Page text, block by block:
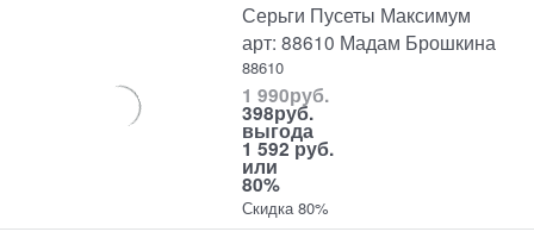
Серьги Пусеты Максимум
арт: 88610 Мадам Брошкина
88610
1 990руб.
398руб.
выгода
1 592 руб.
или
80%
Скидка 80%